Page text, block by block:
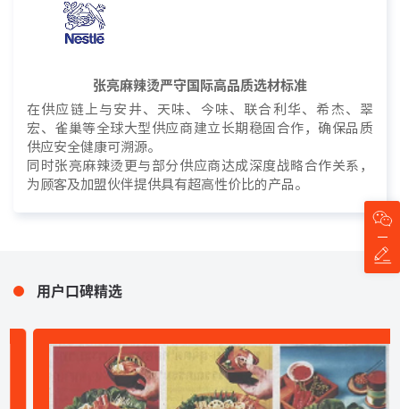
张亮麻辣烫严守国际高品质选材标准
在供应链上与安井、天味、今味、联合利华、希杰、翠
宏、雀巢等全球大型供应商建立长期稳固合作，确保品质
供应安全健康可溯源。
同时张亮麻辣烫更与部分供应商达成深度战略合作关系，
为顾客及加盟伙伴提供具有超高性价比的产品。
用户口碑精选